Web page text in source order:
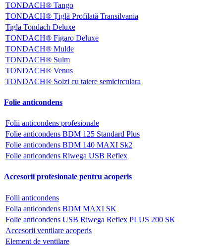
TONDACH® Tango
TONDACH® Țiglă Profilată Transilvania
Tigla Tondach Deluxe
TONDACH® Figaro Deluxe
TONDACH® Mulde
TONDACH® Sulm
TONDACH® Venus
TONDACH® Solzi cu taiere semicirculara
Folie anticondens
Folii anticondens profesionale
Folie anticondens BDM 125 Standard Plus
Folie anticondens BDM 140 MAXI Sk2
Folie anticondens Riwega USB Reflex
Accesorii profesionale pentru acoperis
Folii anticondens
Folia anticondens BDM MAXI SK
Folie anticondens USB Riwega Reflex PLUS 200 SK
Accesorii ventilare acoperis
Element de ventilare